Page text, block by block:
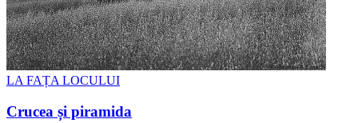
LA FAȚA LOCULUI
Crucea și piramida